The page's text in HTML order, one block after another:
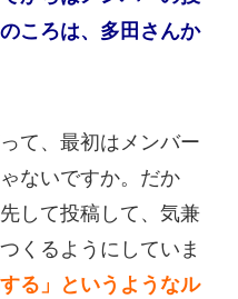
ころは、多田さんか
て、最初はメンバー
ないですか。だか
して投稿して、気兼
くるようにしていま
る」というようなル